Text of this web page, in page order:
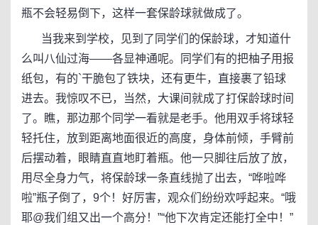
瓶不会轻易倒下，这样一套保龄球就做成了。
当我来到学校，见到了同学们的保龄球，才知道什
么叫八仙过海——各显神通呢。同学们有的把柚子用报
纸包，有的`干脆包了铁块，还有更牛，直接裹了铅球
进去。我惊叹不已，当然，大课间就成了打保龄球时间
了。瞧，那边那个同学一看就是老手。他用双手将球轻
轻托住，放到距离地面很近的高度，身体前倾，手臂前
后摆动着，眼睛直直地盯着瓶。他一只脚往后放了放，
用尽全身力气，将保龄球一条直线抛了出去，“哗啦哗
啦”瓶子倒了，9个！好厉害，观众们纷纷欢呼起来。“哦
耶@我们组又出一个高分！”“他下次肯定还能打全中！”